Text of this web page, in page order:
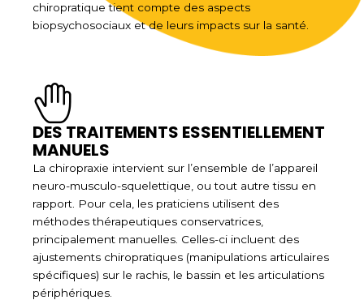
chiropratique tient compte des aspects
biopsychosociaux et de leurs impacts sur la santé.
DES TRAITEMENTS ESSENTIELLEMENT
MANUELS
La chiropraxie intervient sur l’ensemble de l’appareil
neuro-musculo-squelettique, ou tout autre tissu en
rapport. Pour cela, les praticiens utilisent des
méthodes thérapeutiques conservatrices,
principalement manuelles. Celles-ci incluent des
ajustements chiropratiques (manipulations articulaires
spécifiques) sur le rachis, le bassin et les articulations
périphériques.